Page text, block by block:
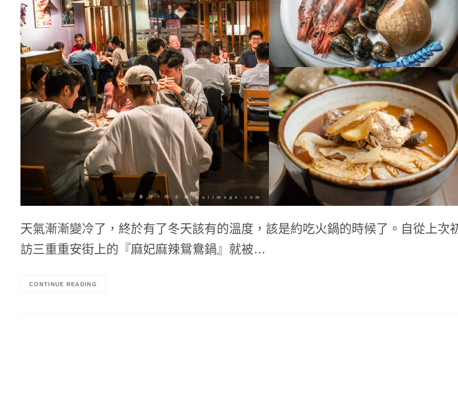
天氣漸漸變冷了，終於有了冬天該有的溫度，該是約吃火鍋的時候了。自從上次
訪三重重安街上的『麻妃麻辣鴛鴦鍋』就被…
CONTINUE READING